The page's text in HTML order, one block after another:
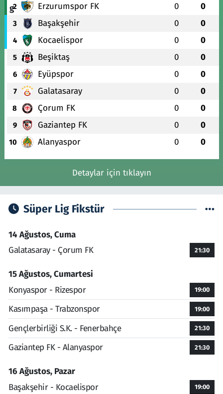
2 Erzurumspor FK 0 0
3 Başakşehir 0 0
4 Kocaelispor 0 0
5 Beşiktaş 0 0
6 Eyüpspor 0 0
7 Galatasaray 0 0
8 Çorum FK 0 0
9 Gaziantep FK 0 0
10 Alanyaspor 0 0
Detaylar için tıklayın
Süper Lig Fikstür
14 Ağustos, Cuma
Galatasaray - Çorum FK
21:30
15 Ağustos, Cumartesi
Konyaspor - Rizespor
19:00
Kasımpaşa - Trabzonspor 19:00
Gençlerbirliği S.K. - Fenerbahçe 21:30
Gaziantep FK - Alanyaspor 21:30
16 Ağustos, Pazar
Başakşehir - Kocaelispor
19:00